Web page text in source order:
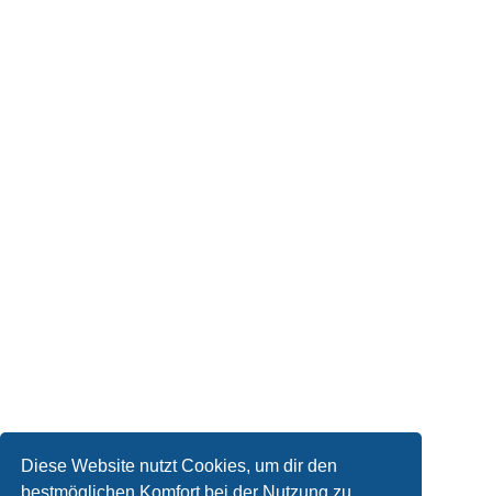
Diese Website nutzt Cookies, um dir den
bestmöglichen Komfort bei der Nutzung zu